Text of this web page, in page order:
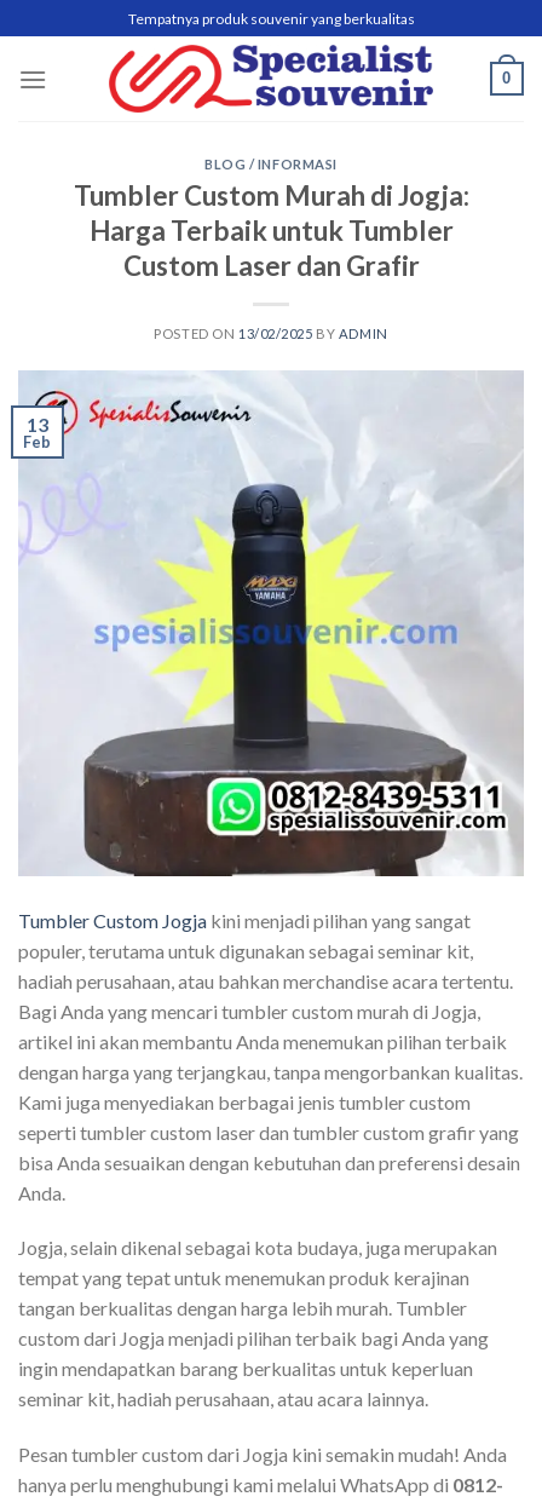
to
content
Tempatnya produk souvenir yang berkualitas
0
BLOG / INFORMASI
Tumbler Custom Murah di Jogja:
Harga Terbaik untuk Tumbler
Custom Laser dan Grafir
POSTED ON 13/02/2025 BY ADMIN
13
Feb
Tumbler Custom Jogja kini menjadi pilihan yang sangat
populer, terutama untuk digunakan sebagai seminar kit,
hadiah perusahaan, atau bahkan merchandise acara tertentu.
Bagi Anda yang mencari tumbler custom murah di Jogja,
artikel ini akan membantu Anda menemukan pilihan terbaik
dengan harga yang terjangkau, tanpa mengorbankan kualitas.
Kami juga menyediakan berbagai jenis tumbler custom
seperti tumbler custom laser dan tumbler custom grafir yang
bisa Anda sesuaikan dengan kebutuhan dan preferensi desain
Anda.
Jogja, selain dikenal sebagai kota budaya, juga merupakan
tempat yang tepat untuk menemukan produk kerajinan
tangan berkualitas dengan harga lebih murah. Tumbler
custom dari Jogja menjadi pilihan terbaik bagi Anda yang
ingin mendapatkan barang berkualitas untuk keperluan
seminar kit, hadiah perusahaan, atau acara lainnya.
Pesan tumbler custom dari Jogja kini semakin mudah! Anda
hanya perlu menghubungi kami melalui WhatsApp di 0812-